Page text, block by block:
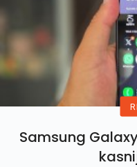
Samsung